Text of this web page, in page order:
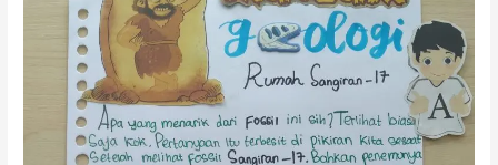
Geologi
Bandung,
Rumah
Sangiran-